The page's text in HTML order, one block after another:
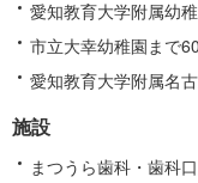
愛知教育大学附属幼
市立大幸幼稚園まで
愛知教育大学附属名
施設
まつうら歯科・歯科